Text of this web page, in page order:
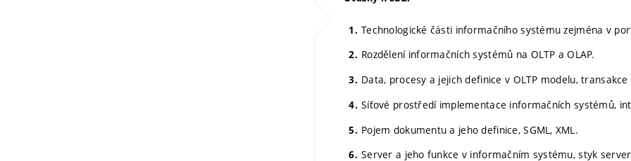
Technologické části informačního systému zejména v
Rozdělení informačních systémů na OLTP a OLAP.
Data, procesy a jejich definice v OLTP modelu,
Síťové prostředí implementace informačních systémů,
Pojem dokumentu a jeho definice, SGML, XML.
Server a jeho funkce v informačním systému, styk